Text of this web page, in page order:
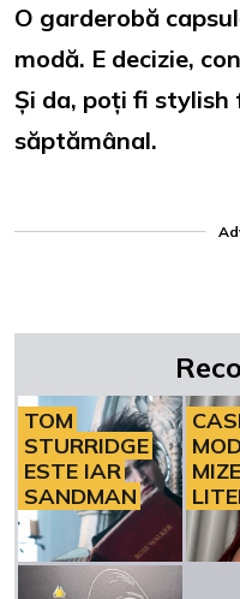
O garderobă
modă. E decizie,
Și da, poți fi
săptămânal.
TOM
STURRIDGE
ESTE IAR
SANDMAN